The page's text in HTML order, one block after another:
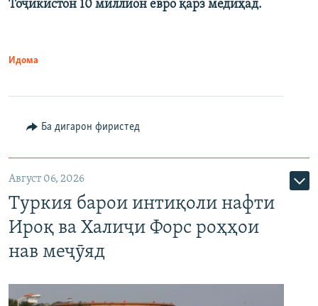
Тоҷикистон 10 миллион евро қарз медиҳад.
Идома
Ба дигарон фиристед
Август 06, 2026
Туркия барои интиқоли нафти
Ироқ ва Халиҷи Форс роҳҳои
нав меҷӯяд